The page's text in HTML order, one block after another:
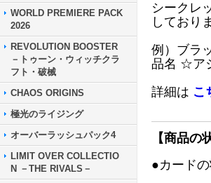
WORLD PREMIERE PACK
2026
REVOLUTION BOOSTER
－トゥーン・ウィッチクラ
フト・破械
CHAOS ORIGINS
極光のライジング
オーバーラッシュパック4
LIMIT OVER COLLECTIO
N －THE RIVALS－
シークレ
しており
例）ブラ
品名 ☆ア
詳細は こ
【商品の
●カード